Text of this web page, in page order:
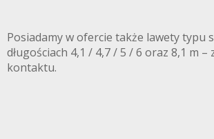
Posiadamy w ofercie także lawety typu
długościach 4,1 / 4,7 / 5 / 6 oraz 8,1 m –
kontaktu.